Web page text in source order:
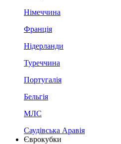
Німеччина
Франція
Нідерланди
Туреччина
Португалія
Бельгія
МЛС
Саудівська Аравія
Єврокубки